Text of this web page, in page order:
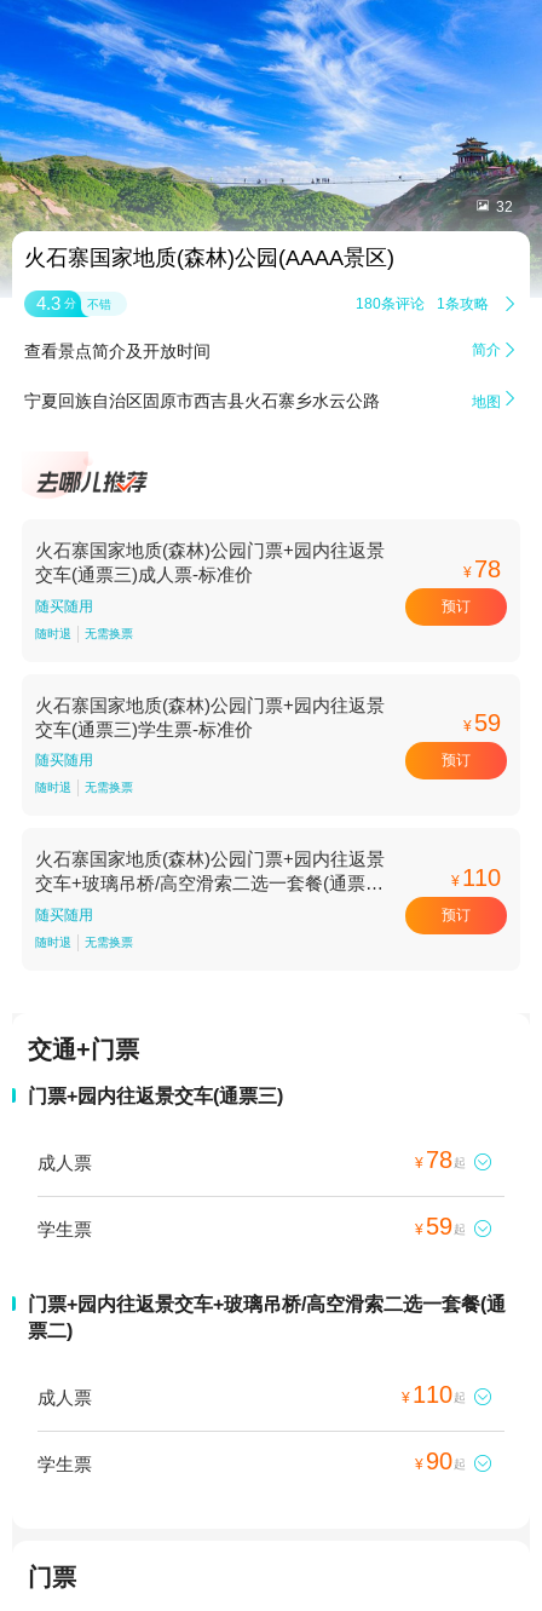
 32
火石寨国家地质(森林)公园(AAAA景区)
4.3 分 不错 180条评论 1条攻略 
查看景点简介及开放时间 简介 
宁夏回族自治区固原市西吉县火石寨乡水云公路 地图 
火石寨国家地质(森林)公园门票+园内往返景
交车(通票三)成人票-标准价
随买随用
随时退 无需换票
¥ 78
预订
火石寨国家地质(森林)公园门票+园内往返景
交车(通票三)学生票-标准价
随买随用
随时退 无需换票
¥ 59
预订
火石寨国家地质(森林)公园门票+园内往返景
交车+玻璃吊桥/高空滑索二选一套餐(通票
二)成人票-标准价
随买随用
随时退 无需换票
¥ 110
预订
交通+门票
门票+园内往返景交车(通票三)
成人票 ¥ 78起 
学生票 ¥ 59起 
门票+园内往返景交车+玻璃吊桥/高空滑索二选一套餐(通
票二)
成人票 ¥ 110起 
学生票 ¥ 90起 
门票